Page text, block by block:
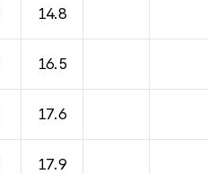
14.8
16.5
17.6
17.9